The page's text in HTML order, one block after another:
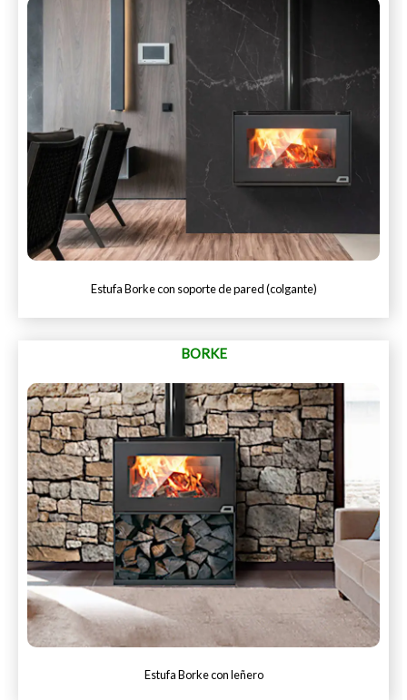
Estufa Borke con soporte de pared (colgante)
BORKE
Estufa Borke con leñero